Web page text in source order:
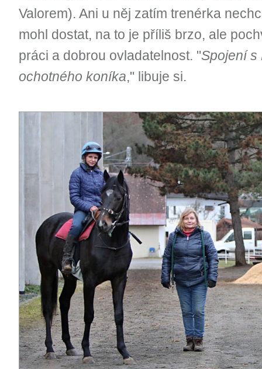
Valorem). Ani u něj zatím trenérka
mohl dostat, na to je příliš brzo, ale
práci a dobrou ovladatelnost. "Spojení s
ochotného koníka," libuje si.